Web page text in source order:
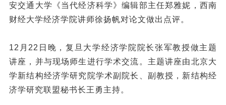
安交通大学《当代经济科学》编辑部主任郑雅妮，西南
财经大学经济学院讲师徐扬帆对论文做出点评。
12月22日晚，复旦大学经济学院院长张军教授做主题
讲座，并与现场师生进行学术交流。主题讲座由北京大
学新结构经济学研究院学术副院长、副教授，新结构经
济学研究联盟秘书长王勇主持。